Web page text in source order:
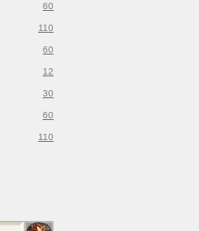
60
110
60
12
30
60
110